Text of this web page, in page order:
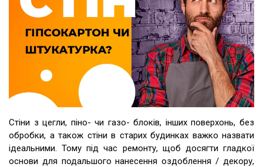
Стіни з цегли, піно- чи газо- блоків, інших поверхонь, без
обробки, а також стіни в старих будинках важко назвати
ідеальними. Тому під час ремонту, щоб досягти гладкої
основи для подальшого нанесення оздоблення / декору,